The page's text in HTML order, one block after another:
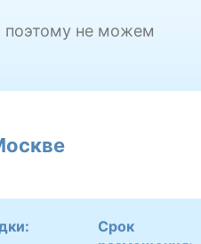
поэтому не можем
Срок